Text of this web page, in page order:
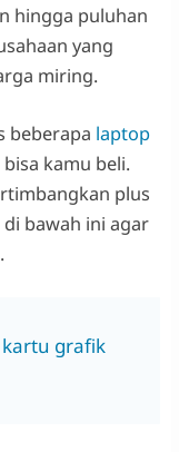
hingga puluhan
yang
miring.
beberapa laptop
kamu beli.
plus
bawah ini agar
grafik